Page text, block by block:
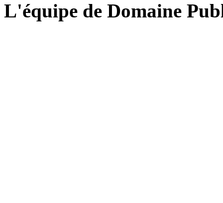
L'équipe de Domaine